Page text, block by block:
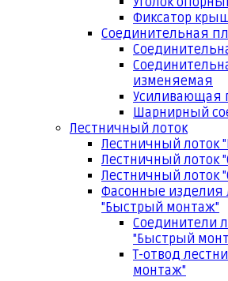
Фиксатор
Соединительная
изменяемая
Усиливающая
Шарнирный
Лестничный лоток
Лестничный лоток
Лестничный лоток
Лестничный лоток
Фасонные изделия
"Быстрый монтаж"
Соединители
"Быстрый
Т-отвод
монтаж"